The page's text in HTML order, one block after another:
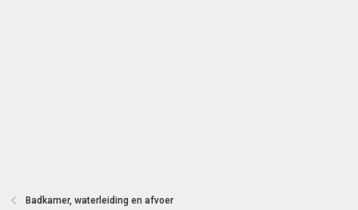
Badkamer, waterleiding en afvoer